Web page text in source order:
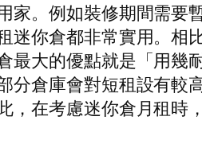
。例如裝修期間需要
你倉都非常實用。相
大的優點就是「用幾
倉庫會對短租設有較
在考慮迷你倉月租時